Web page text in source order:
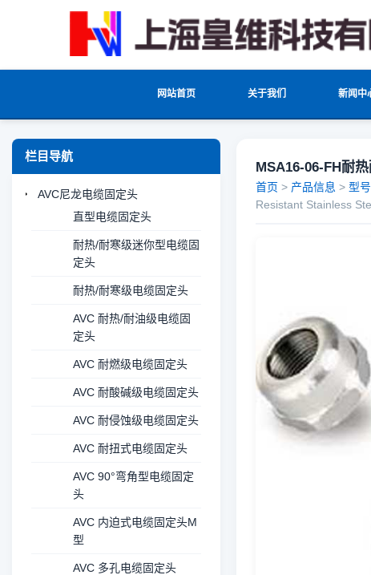
网站首页 关于我们 新闻中
栏目导航
AVC尼龙电缆固定头
直型电缆固定头
耐热/耐寒级迷你型电缆固
定头
耐热/耐寒级电缆固定头
AVC 耐热/耐油级电缆固
定头
AVC 耐燃级电缆固定头
AVC 耐酸碱级电缆固定头
AVC 耐侵蚀级电缆固定头
AVC 耐扭式电缆固定头
AVC 90°弯角型电缆固定
头
AVC 内迫式电缆固定头M
型
AVC 多孔电缆固定头
MSA16-06-FH耐
首页 > 产品信息 > 型
Resistant Stainless